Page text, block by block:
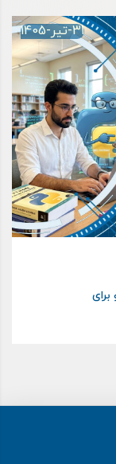
31-تیر-1405
بین ۳ تا ۶ ماه و برای